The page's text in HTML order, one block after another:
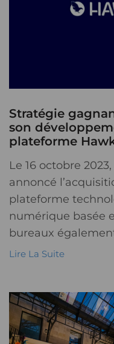
Stratégie
son
plateforme
Le 16 octobre
annoncé
plateforme
numérique basée
bureaux
Lire La Suite